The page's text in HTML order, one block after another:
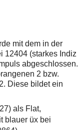
mit dem in der
12404 (starkes Indiz
abgeschlossen.
2 bzw.
Diese bildet ein
als Flat,
blauer üx bei